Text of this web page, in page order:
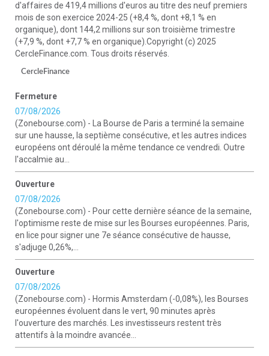
d'affaires de 419,4 millions d'euros au titre des neuf premiers
mois de son exercice 2024-25 (+8,4 %, dont +8,1 % en
organique), dont 144,2 millions sur son troisième trimestre
(+7,9 %, dont +7,7 % en organique).Copyright (c) 2025
CercleFinance.com. Tous droits réservés.
CercleFinance
Fermeture
07/08/2026
(Zonebourse.com) - La Bourse de Paris a terminé la semaine
sur une hausse, la septième consécutive, et les autres indices
européens ont déroulé la même tendance ce vendredi. Outre
l'accalmie au...
Ouverture
07/08/2026
(Zonebourse.com) - Pour cette dernière séance de la semaine,
l'optimisme reste de mise sur les Bourses européennes. Paris,
en lice pour signer une 7e séance consécutive de hausse,
s'adjuge 0,26%,...
Ouverture
07/08/2026
(Zonebourse.com) - Hormis Amsterdam (-0,08%), les Bourses
européennes évoluent dans le vert, 90 minutes après
l'ouverture des marchés. Les investisseurs restent très
attentifs à la moindre avancée...